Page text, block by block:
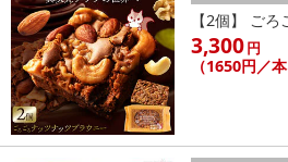
【2個】 ご
3,300円
（1650円／本